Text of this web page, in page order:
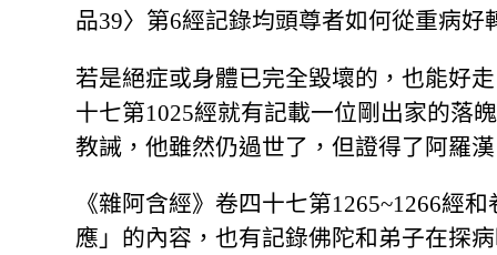
品39〉第6經記錄均頭尊者如何從重病好
若是絕症或身體已完全毀壞的，也能好
十七第1025經就有記載一位剛出家的落
教誡，他雖然仍過世了，但證得了阿羅
《雜阿含經》卷四十七第1265~1266經
應」的內容，也有記錄佛陀和弟子在探